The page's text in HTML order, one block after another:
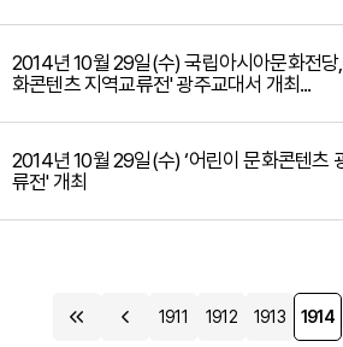
2014년 10월 29일(수) 국립아시아문화전당
화콘텐츠 지역교류전' 광주교대서 개최...
2014년 10월 29일(수) ‘어린이 문화콘텐츠
류전' 개최
1911 1912 1913 1914